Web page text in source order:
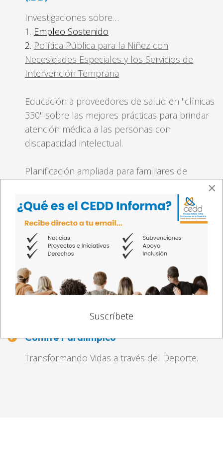
Investigaciones sobre…
1. Empleo Sostenido
2. Política Pública para la Niñez con
Necesidades Especiales y los Servicios de
Intervención Temprana
Educación a proveedores de salud en "clínicas
330" sobre las mejores prácticas para brindar
atención médica a las personas con
discapacidad intelectual.
Planificación ampliada para familiares de
una persona de Edad Avanzada
Movimiento para el Alcance de Vida
Independiente (MAVI)
Red de Intercesores.
Municipio Autónomo de Cidra
Comité Paralímpico
Transformando Vidas a través del Deporte.
×
Suscríbete